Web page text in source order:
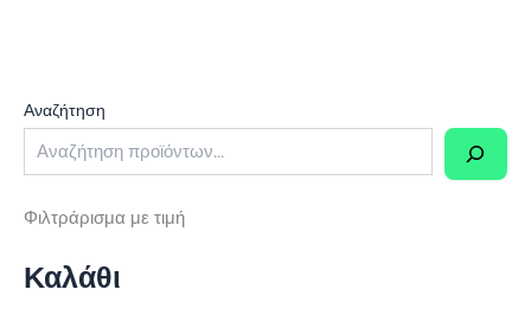
Αναζήτηση
Φιλτράρισμα με τιμή
Καλάθι